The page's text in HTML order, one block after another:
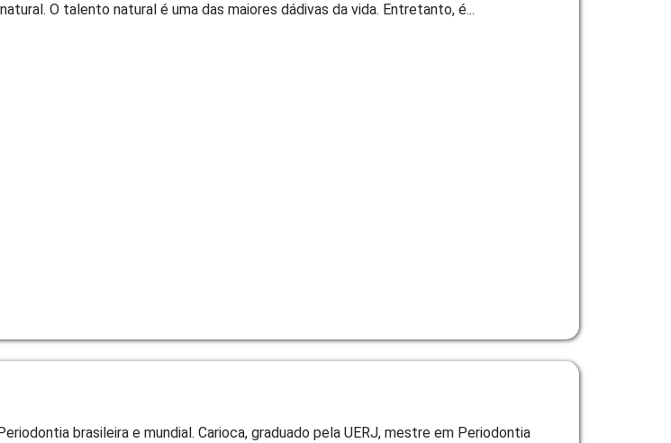
O talento natural é uma das maiores dádivas da vida. Entretanto, é...
brasileira e mundial. Carioca, graduado pela UERJ, mestre em Periodontia